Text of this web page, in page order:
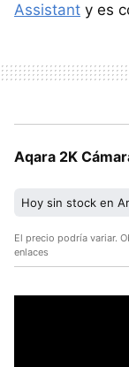
Assistant y es
Aqara 2K
Hoy sin stock en
El precio podría variar.
enlaces